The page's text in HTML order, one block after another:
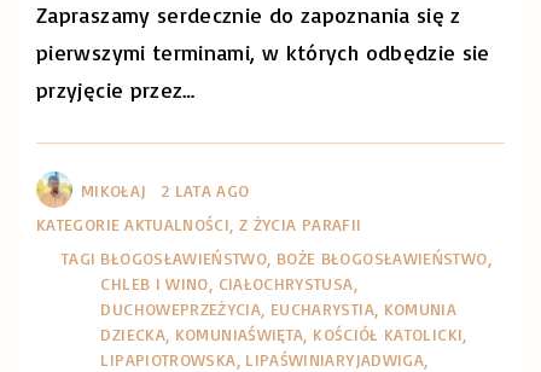
Zapraszamy serdecznie do zapoznania się z
pierwszymi terminami, w których odbędzie sie
przyjęcie przez…
MIKOŁAJ
2 LATA AGO
KATEGORIE AKTUALNOŚCI Z ŻYCIA PARAFII
TAGI BŁOGOSŁAWIEŃSTWO BOŻE BŁOGOSŁAWIEŃSTWO
CHLEB I WINO CIAŁOCHRYSTUSA
DUCHOWEPRZEŻYCIA EUCHARYSTIA KOMUNIA
DZIECKA KOMUNIAŚWIĘTA KOŚCIÓŁ KATOLICKI
LIPAPIOTROWSKA LIPAŚWINIARYJADWIGA